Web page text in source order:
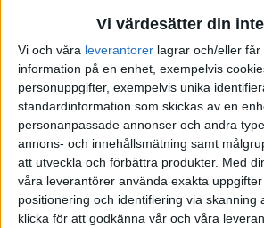
Vi värdesätter din
Vi och våra leverantorer lagrar och/eller får
information på en enhet, exempelvis
personuppgifter, exempelvis unika
standardinformation som skickas av en
personanpassade annonser och andra
annons- och innehållsmätning samt
att utveckla och förbättra produkter. Med
våra leverantörer använda exakta
positionering och identifiering via skanning
klicka för att godkänna vår och våra
(Emil Vikström) 19 Juni 2019 09:08
2
Jag tycker att du ska vända dig till Max
fråga. Du betalar dem förvaltningsavgift så ta
resurser!
Margareta1(Margareta) 19 Juni 2019
3